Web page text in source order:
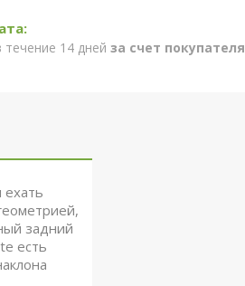
14 дней за счет покупателя
ехать
задний
есть